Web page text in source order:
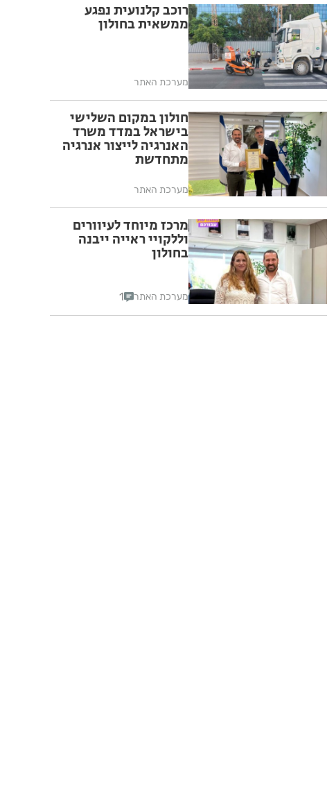
רוכב קלנועית נפגע
ממשאית בחולון
מערכת האתר
חולון במקום השלישי
בישראל במדד משרד
האנרגיה לייצור אנרגיה
מתחדשת
מערכת האתר
מרכז מיוחד לעיוורים
וללקויי ראייה ייבנה
בחולון
מערכת האתר 1